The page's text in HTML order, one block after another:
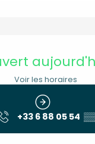
Voir les horaires
+33 6 88 05 54 ▒▒